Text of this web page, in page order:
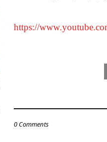
https://
0 Comments